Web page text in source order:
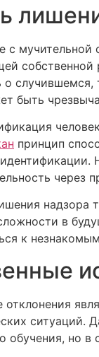
с мучительной
собственной
о
быть
принцип
через
надзора
в
к
отклонения
ситуаций.
обучения, но